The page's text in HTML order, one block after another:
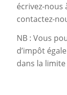
écrivez-nous
contactez-
NB : Vous
d’impôt
dans la